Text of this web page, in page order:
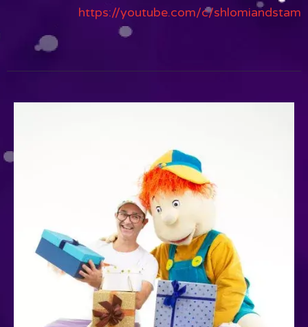
https://youtube.com/c/shlomiandstam